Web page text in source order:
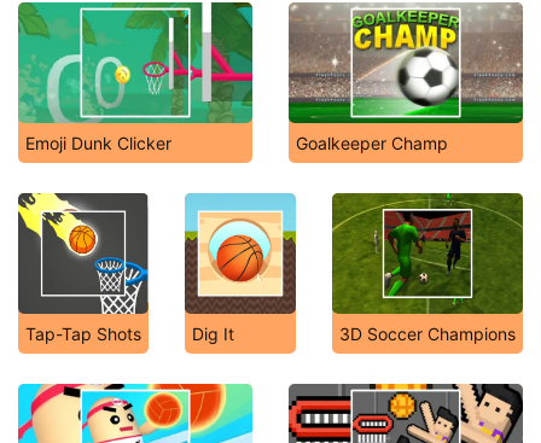
Emoji Dunk Clicker Goalkeeper Champ
Tap-Tap Shots Dig It 3D Soccer Champions